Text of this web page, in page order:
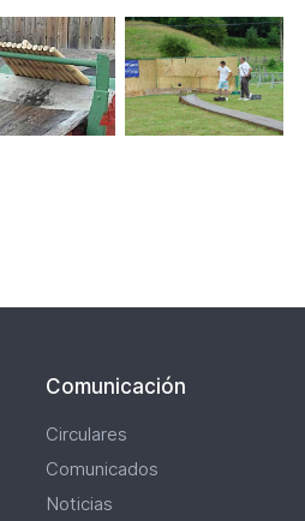
Comunicación
Circulares
Comunicados
Noticias